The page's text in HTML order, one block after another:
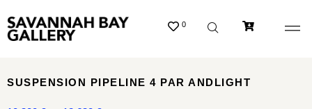
0
SUSPENSION PIPELINE 4 PAR ANDLIGHT